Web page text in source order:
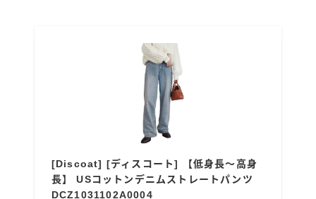
[Discoat] [ディスコート] 【低身長～高身
長】 USコットンデニムストレートパンツ
DCZ1031102A0004